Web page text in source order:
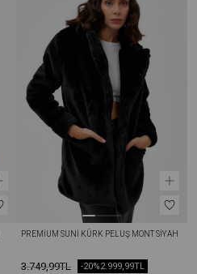
PREMIUM SUNI KÜRK PELUŞ MONT SIYAH
3.749,99TL 2.999,99TL
-20%